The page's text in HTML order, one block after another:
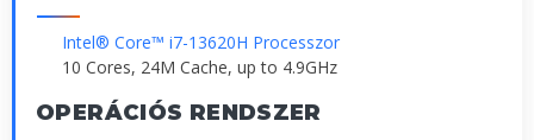
Intel® Core™ i7-13620H Processzor
10 Cores, 24M Cache, up to 4.9GHz
OPERÁCIÓS RENDSZER